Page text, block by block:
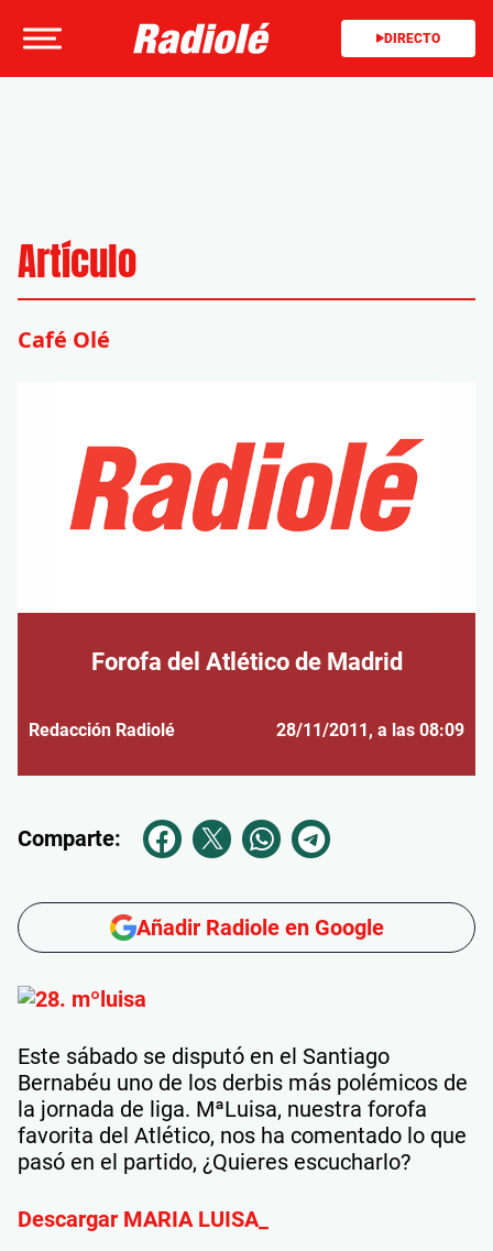
DIRECTO
Artículo
Café Olé
Forofa del Atlético de Madrid
Redacción Radiolé 28/11/2011, a las 08:09
Comparte:
Añadir Radiole en Google
Este sábado se disputó en el Santiago
Bernabéu uno de los derbis más polémicos de
la jornada de liga. MªLuisa, nuestra forofa
favorita del Atlético, nos ha comentado lo que
pasó en el partido, ¿Quieres escucharlo?
Descargar MARIA LUISA_